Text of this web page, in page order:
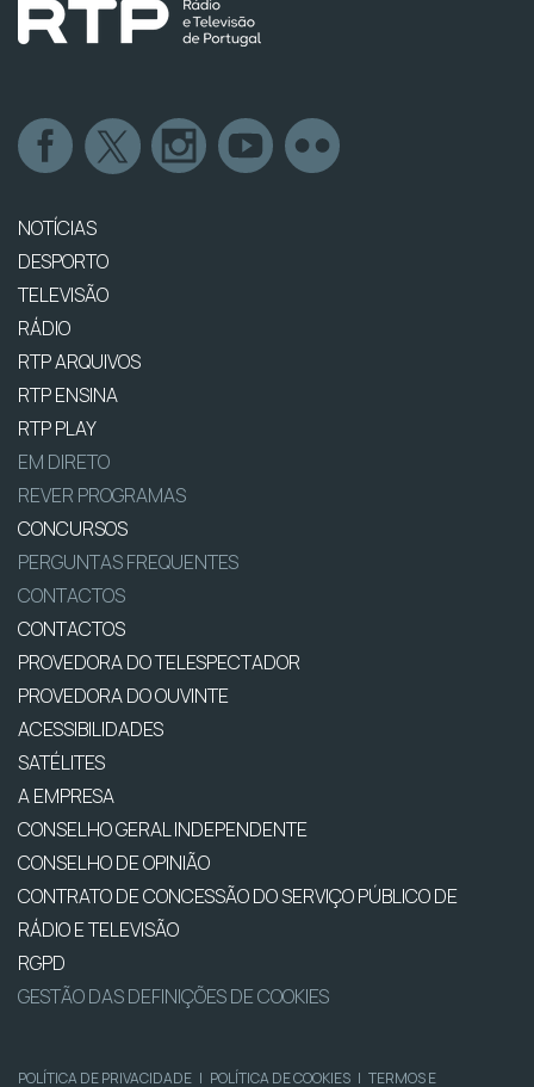
NOTÍCIAS
DESPORTO
TELEVISÃO
RÁDIO
RTP ARQUIVOS
RTP ENSINA
RTP PLAY
EM DIRETO
REVER PROGRAMAS
CONCURSOS
PERGUNTAS FREQUENTES
CONTACTOS
CONTACTOS
PROVEDORA DO TELESPECTADOR
PROVEDORA DO OUVINTE
ACESSIBILIDADES
SATÉLITES
A EMPRESA
CONSELHO GERAL INDEPENDENTE
CONSELHO DE OPINIÃO
CONTRATO DE CONCESSÃO DO SERVIÇO PÚBLICO DE
RÁDIO E TELEVISÃO
RGPD
GESTÃO DAS DEFINIÇÕES DE COOKIES
POLÍTICA DE PRIVACIDADE | POLÍTICA DE COOKIES | TERMOS E